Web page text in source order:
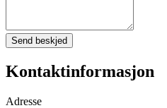
Send beskjed
Kontaktinformasjon
Adresse